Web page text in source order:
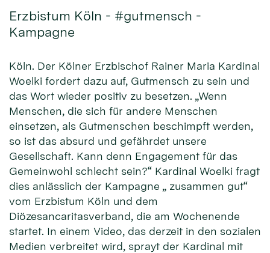
Erzbistum Köln - #gutmensch -
Kampagne
Köln. Der Kölner Erzbischof Rainer Maria Kardinal
Woelki fordert dazu auf, Gutmensch zu sein und
das Wort wieder positiv zu besetzen. „Wenn
Menschen, die sich für andere Menschen
einsetzen, als Gutmenschen beschimpft werden,
so ist das absurd und gefährdet unsere
Gesellschaft. Kann denn Engagement für das
Gemeinwohl schlecht sein?“ Kardinal Woelki fragt
dies anlässlich der Kampagne „ zusammen gut“
vom Erzbistum Köln und dem
Diözesancaritasverband, die am Wochenende
startet. In einem Video, das derzeit in den sozialen
Medien verbreitet wird, sprayt der Kardinal mit